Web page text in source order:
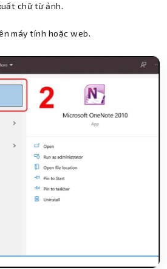
chữ từ ảnh.
máy tính hoặc web.